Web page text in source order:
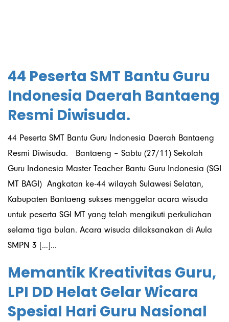
44 Peserta SMT Bantu Guru
Indonesia Daerah Bantaeng
Resmi Diwisuda.
44 Peserta SMT Bantu Guru Indonesia Daerah Bantaeng
Resmi Diwisuda. Bantaeng – Sabtu (27/11) Sekolah
Guru Indonesia Master Teacher Bantu Guru Indonesia (SGI
MT BAGI) Angkatan ke-44 wilayah Sulawesi Selatan,
Kabupaten Bantaeng sukses menggelar acara wisuda
untuk peserta SGI MT yang telah mengikuti perkuliahan
selama tiga bulan. Acara wisuda dilaksanakan di Aula
SMPN 3 […]...
Memantik Kreativitas Guru,
LPI DD Helat Gelar Wicara
Spesial Hari Guru Nasional